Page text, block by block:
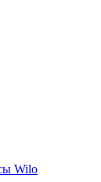
Wilo